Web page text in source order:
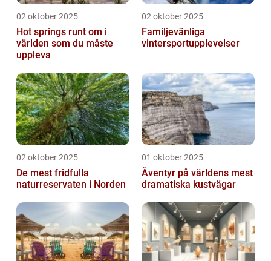
02 oktober 2025
Hot springs runt om i
världen som du måste
uppleva
02 oktober 2025
Familjevänliga
vintersportupplevelser
02 oktober 2025
De mest fridfulla
naturreservaten i Norden
01 oktober 2025
Äventyr på världens mest
dramatiska kustvägar